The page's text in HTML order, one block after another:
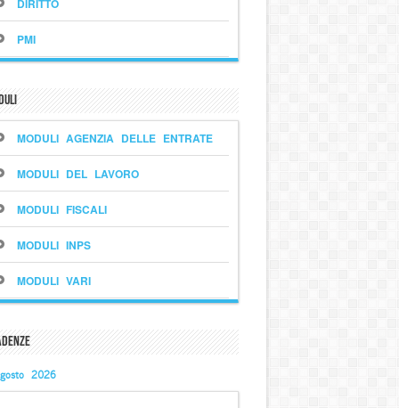
DIRITTO
PMI
MODULI AGENZIA DELLE ENTRATE
MODULI DEL LAVORO
MODULI FISCALI
MODULI INPS
MODULI VARI
2026